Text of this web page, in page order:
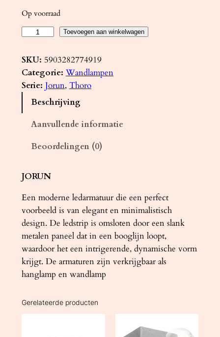
Op voorraad
n
d
l
U
w
i
t
L
E
D
3
0
0
Toevoegen aan winkelwagen
SKU: 5903282774919
Categorie: Wandlampen
Serie: Jorun, Thoro
Beschrijving
Aanvullende informatie
Beoordelingen (0)
JORUN
Een moderne ledarmatuur die een perfect
voorbeeld is van elegant en minimalistisch
design. De ledstrip is omsloten door een slank
metalen paneel dat in een booglijn loopt,
waardoor het een intrigerende, dynamische vorm
krijgt. De armaturen zijn verkrijgbaar als
hanglamp en wandlamp
Gerelateerde producten